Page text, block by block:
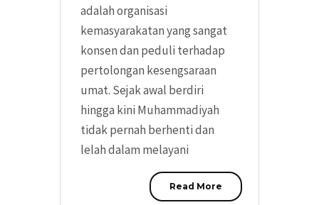
adalah organisasi
kemasyarakatan yang sangat
konsen dan peduli terhadap
pertolongan kesengsaraan
umat. Sejak awal berdiri
hingga kini Muhammadiyah
tidak pernah berhenti dan
lelah dalam melayani
Read More